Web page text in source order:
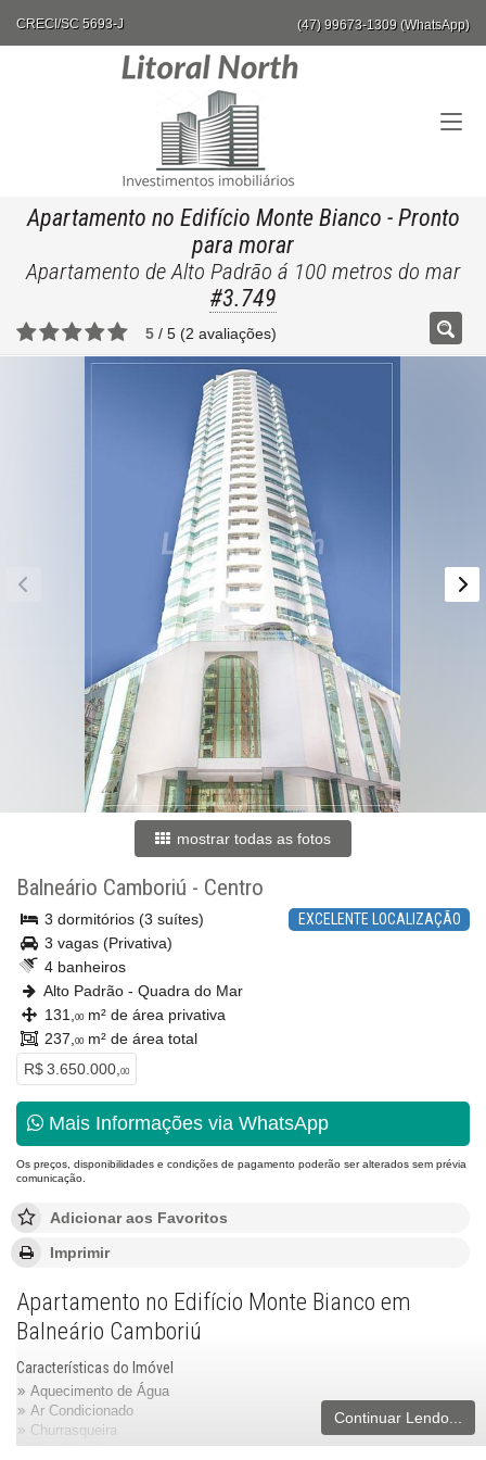
CRECI/SC 5693-J (47) 99673-1309 (WhatsApp)
Apartamento no Edifício Monte Bianco - Pronto
para morar
Apartamento de Alto Padrão á 100 metros do mar
#3.749
5 / 5 (2 avaliações)
mostrar todas as fotos
Balneário Camboriú - Centro
EXCELENTE LOCALIZAÇÃO
3 dormitórios (3 suítes)
3 vagas (Privativa)
4 banheiros
Alto Padrão - Quadra do Mar
131,
00m² de área privativa
237, 00m² de área total
R$ 3.650.000, 00
Mais Informações via WhatsApp
Os preços, disponibilidades e condições de pagamento poderão ser alterados sem prévia
comunicação.
Adicionar aos Favoritos
Imprimir
Apartamento no Edifício Monte Bianco em
Balneário Camboriú
Características do Imóvel
Aquecimento de Água
Ar Condicionado
Churrasqueira
Piso Porcelanato
Continuar Lendo...